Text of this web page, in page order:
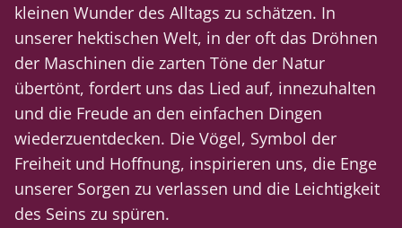
kleinen Wunder des Alltags zu schätzen. In
unserer hektischen Welt, in der oft das Dröhnen
der Maschinen die zarten Töne der Natur
übertönt, fordert uns das Lied auf, innezuhalten
und die Freude an den einfachen Dingen
wiederzuentdecken. Die Vögel, Symbol der
Freiheit und Hoffnung, inspirieren uns, die Enge
unserer Sorgen zu verlassen und die Leichtigkeit
des Seins zu spüren.